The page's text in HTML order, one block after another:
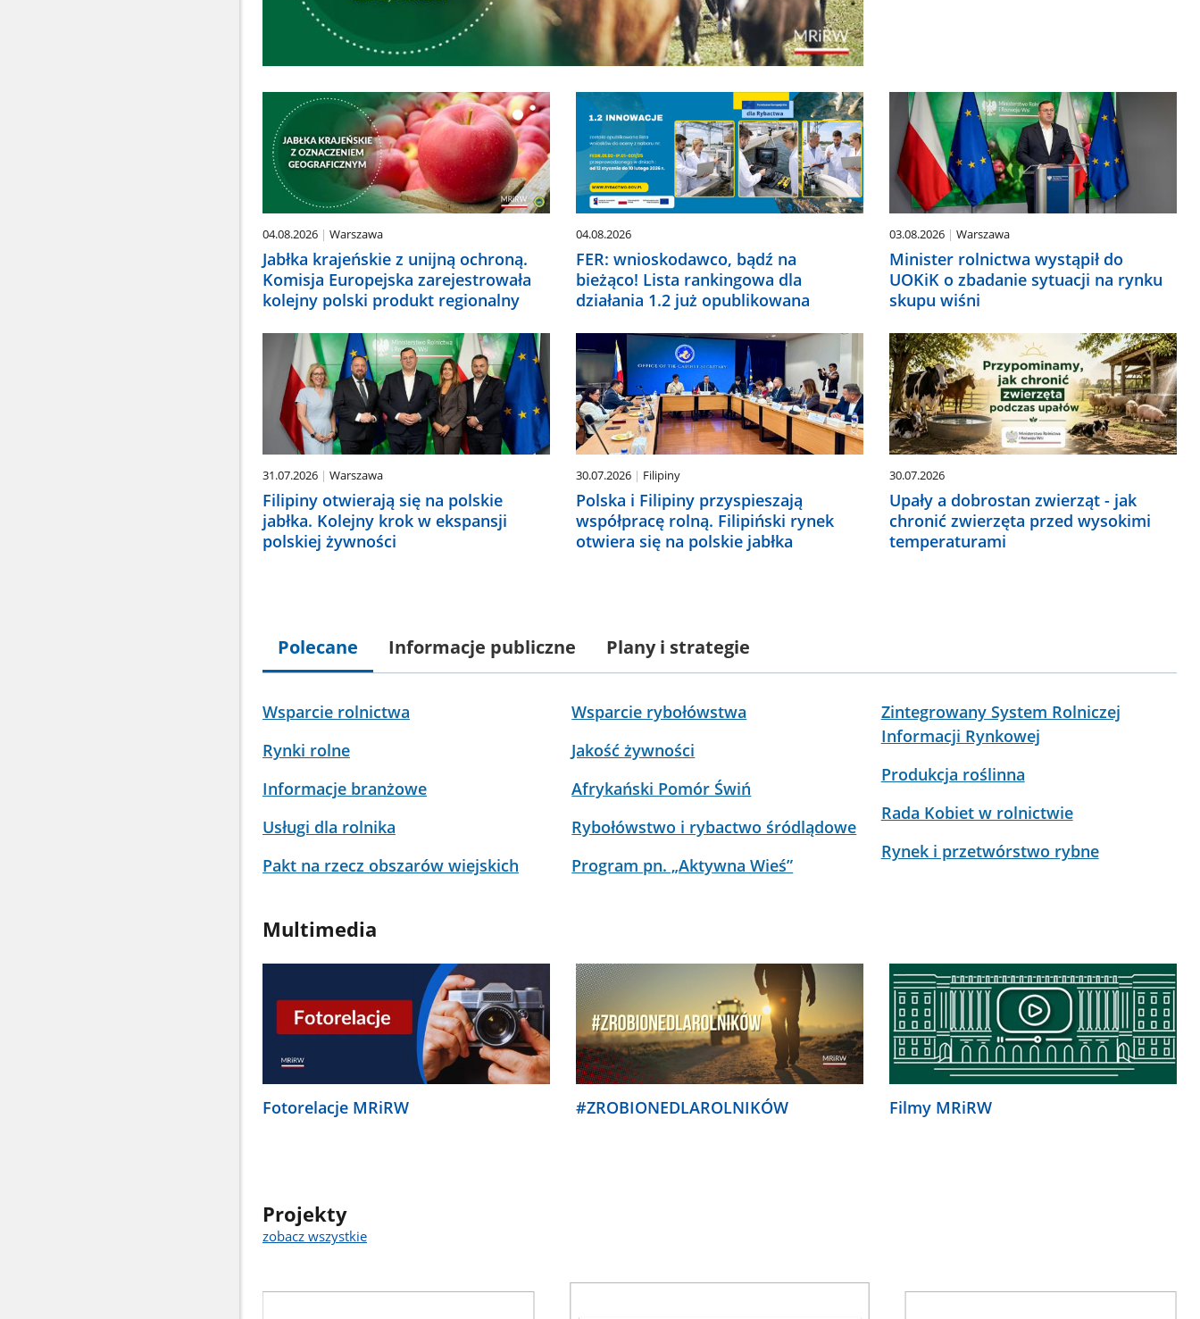
04.08.2026 Warszawa
Jabłka krajeńskie z unijną ochroną.
Komisja Europejska zarejestrowała
kolejny polski produkt regionalny
04.08.2026
FER: wnioskodawco, bądź na
bieżąco! Lista rankingowa dla
działania 1.2 już opublikowana
03.08.2026 Warszawa
Minister rolnictwa wystąpił do
UOKiK o zbadanie sytuacji na rynku
skupu wiśni
31.07.2026 Warszawa
Filipiny otwierają się na polskie
jabłka. Kolejny krok w ekspansji
polskiej żywności
30.07.2026 Filipiny
Polska i Filipiny przyspieszają
współpracę rolną. Filipiński rynek
otwiera się na polskie jabłka
30.07.2026
Upały a dobrostan zwierząt - jak
chronić zwierzęta przed wysokimi
temperaturami
Polecane Informacje publiczne Plany i strategie
Wsparcie rolnictwa
Rynki rolne
Informacje branżowe
Usługi dla rolnika
Pakt na rzecz obszarów wiejskich
Wsparcie rybołówstwa
Jakość żywności
Afrykański Pomór Świń
Rybołówstwo i rybactwo śródlądowe
Program pn. „Aktywna Wieś”
Zintegrowany System Rolniczej
Informacji Rynkowej
Produkcja roślinna
Rada Kobiet w rolnictwie
Rynek i przetwórstwo rybne
Multimedia
Fotorelacje MRiRW #ZROBIONEDLAROLNIKÓW Filmy MRiRW
Projekty
zobacz wszystkie